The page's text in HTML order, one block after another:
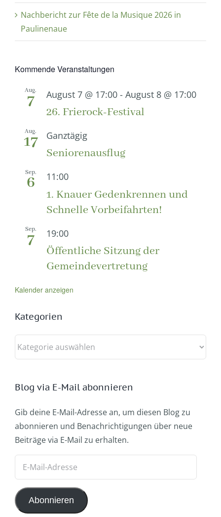
Nachbericht zur Fête de la Musique 2026 in
Paulinenaue
Kommende Veranstaltungen
Aug.
7 August 7 @ 17:00 - August 8 @ 17:00
26. Frierock-Festival
Aug.
17 Ganztägig
Seniorenausflug
Sep.
6 11:00
1. Knauer Gedenkrennen und
Schnelle Vorbeifahrten!
Sep.
7 19:00
Öffentliche Sitzung der
Gemeindevertretung
Kalender anzeigen
Kategorien
Kategorien
Blog via E-Mail abonnieren
Gib deine E-Mail-Adresse an, um diesen Blog zu
abonnieren und Benachrichtigungen über neue
Beiträge via E-Mail zu erhalten.
Adresse
Abonnieren